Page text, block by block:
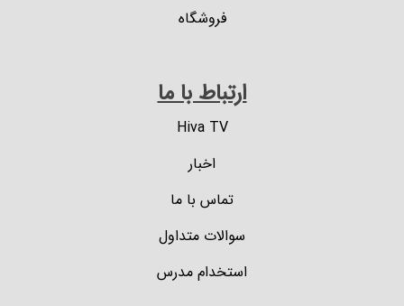
فروشگاه
ارتباط با ما
Hiva TV
اخبار
تماس با ما
سوالات متداول
استخدام مدرس